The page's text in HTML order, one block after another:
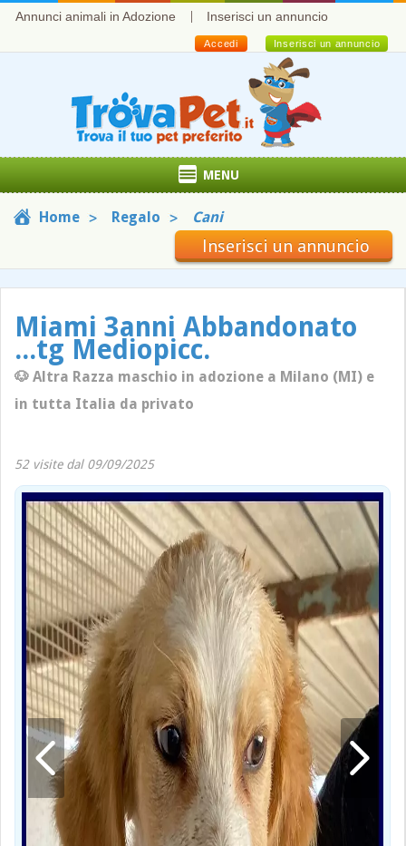
Annunci animali in Adozione Inserisci un annuncio
Inserisci un annuncio
Accedi
MENU
Home Regalo Cani
Inserisci un annuncio
Miami 3anni Abbandonato
...tg Mediopicc.
🐶 Altra Razza maschio in adozione a Milano (MI) e
in tutta Italia da privato
52 visite dal 09/09/2025